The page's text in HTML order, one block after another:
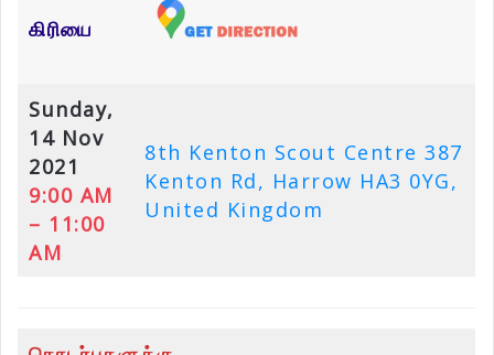
கிரியை
Sunday,
14 Nov
2021
9:00 AM
– 11:00
AM
8th Kenton Scout Centre 387
Kenton Rd, Harrow HA3 0YG,
United Kingdom